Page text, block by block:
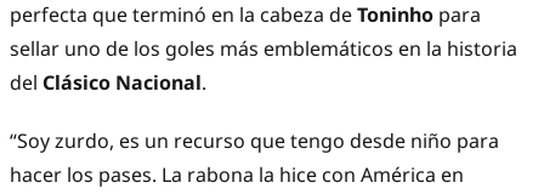
perfecta que terminó en la cabeza deToninho para
sellar uno de los goles más emblemáticos en la historia
del Clásico Nacional.
“Soy zurdo, es un recurso que tengo desde niño para
hacer los pases. La rabona la hice con América en